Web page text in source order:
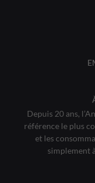
Depuis 20 ans,
référence le plus
et les
simplement